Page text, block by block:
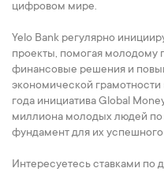
цифровом мире.
Yelo Bank регулярно
проекты, помогая молодому
финансовые решения и
экономической
года инициатива Global
миллиона молодых людей
фундамент для их
Интересуетесь ставками по